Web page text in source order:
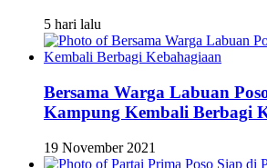
5 hari lalu
Bersama Warga Labuan
Kampung Kembali Berbagi
19 November 2021